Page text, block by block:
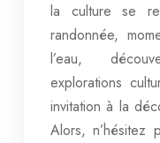
la culture se
randonnée,
l’eau,
explorations
invitation à la
Alors, n’hésitez